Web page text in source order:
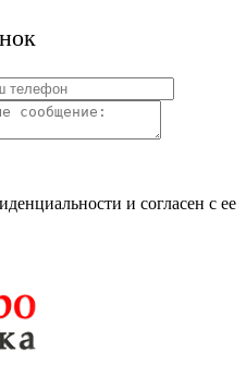
и согласен с ее